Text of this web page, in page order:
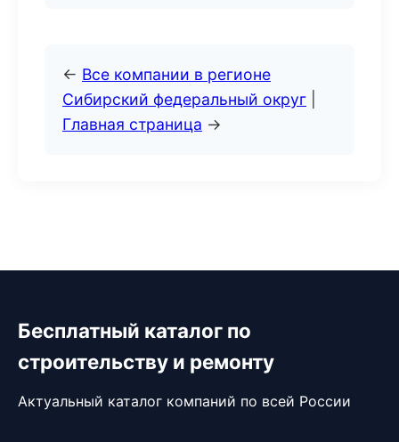
← Все компании в регионе
Сибирский федеральный округ
Главная страница →
Бесплатный каталог по
строительству и ремонту
Актуальный каталог компаний по всей России